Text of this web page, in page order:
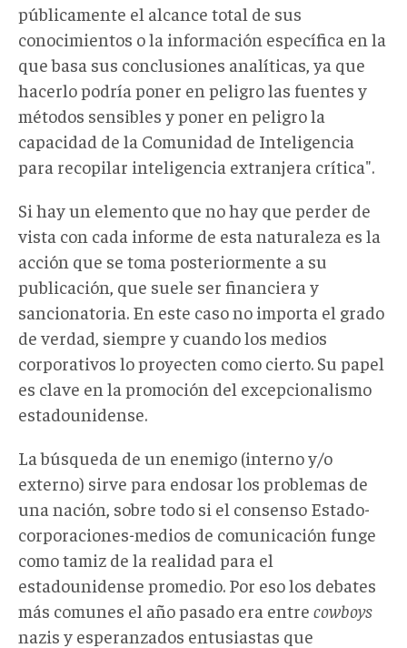
públicamente el alcance total de sus
conocimientos o la información específica en la
que basa sus conclusiones analíticas, ya que
hacerlo podría poner en peligro las fuentes y
métodos sensibles y poner en peligro la
capacidad de la Comunidad de Inteligencia
para recopilar inteligencia extranjera crítica".
Si hay un elemento que no hay que perder de
vista con cada informe de esta naturaleza es la
acción que se toma posteriormente a su
publicación, que suele ser financiera y
sancionatoria. En este caso no importa el grado
de verdad, siempre y cuando los medios
corporativos lo proyecten como cierto. Su papel
es clave en la promoción del excepcionalismo
estadounidense.
La búsqueda de un enemigo (interno y/o
externo) sirve para endosar los problemas de
una nación, sobre todo si el consenso Estado-
corporaciones-medios de comunicación funge
como tamiz de la realidad para el
estadounidense promedio. Por eso los debates
más comunes el año pasado era entre cowboys
nazis y esperanzados entusiastas que